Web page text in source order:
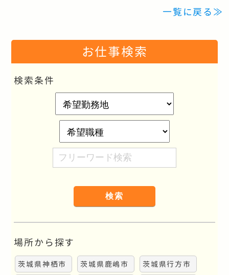
一覧に戻る≫
お仕事検索
検索条件
希
望
務
地
希
望
職
種
フ
リ
ド
検
索
場所から探す
茨城県神栖市 茨城県鹿嶋市
茨城県行方市